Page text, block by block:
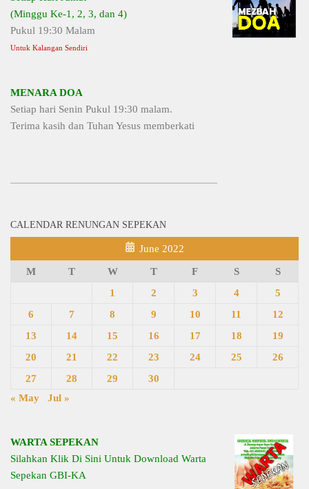
(Minggu Ke-1, 2, 3, dan 4)
Pukul 19:30 Malam
Untuk Kalangan Sendiri
MENARA DOA
Setiap hari Senin Pukul 19:30 malam.
Terima kasih dan Tuhan Yesus memberkati
CALENDAR RENUNGAN SEPEKAN
June 2022
M T W T F S
S
1
2 3 4
5
6
7 8 9 10 11
12
13
14 15 16 17 18
19
20
21 22 23 24 25
26
27
28 29
30
« May
Jul »
WARTA SEPEKAN
Silahkan Klik Di Sini Untuk Download Warta
Sepekan GBI-KA